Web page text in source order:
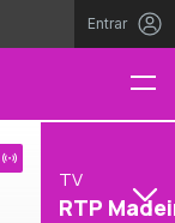
Entrar
TV
RTP